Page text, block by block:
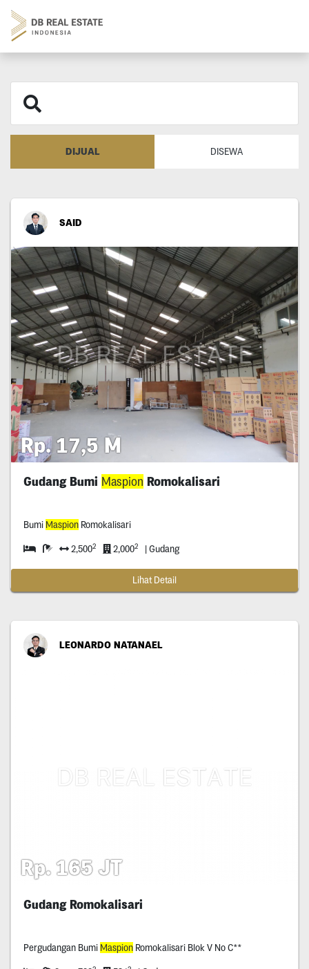
DIJUAL DISEWA
SAID
Rp. 17,5 M
Gudang Bumi Maspion Romokalisari
Bumi MaspionRomokalisari
2,5002 2,0002 | Gudang
Lihat Detail
LEONARDO NATANAEL
Rp. 165 JT
Gudang Romokalisari
Pergudangan Bumi MaspionRomokalisari Blok V No C**